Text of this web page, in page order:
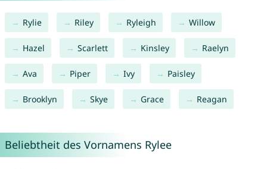
Rylie Riley Ryleigh Willow
Hazel Scarlett Kinsley Raelyn
Ava Piper Ivy Paisley
Brooklyn Skye Grace Reagan
Beliebtheit des Vornamens Rylee